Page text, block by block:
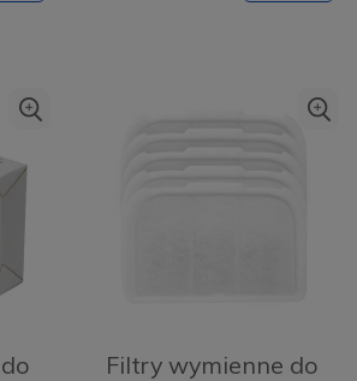
folią ochronnąFiltry wymienne do